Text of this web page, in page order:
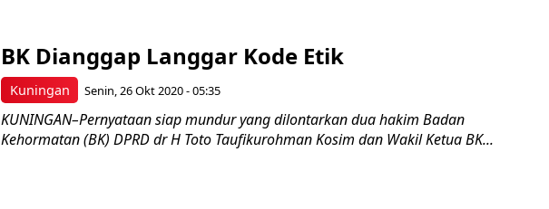
Kuningan
BK Dianggap Langgar Kode Etik
Senin, 26 Okt 2020 - 05:35
KUNINGAN–Pernyataan siap mundur yang dilontarkan dua hakim Badan
Kehormatan (BK) DPRD dr H Toto Taufikurohman Kosim dan Wakil Ketua BK...